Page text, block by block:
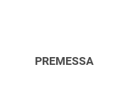
PREMESSA